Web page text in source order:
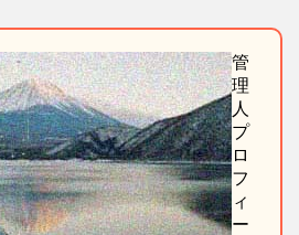
管
理
人
プ
ロ
フ
ィ
ー